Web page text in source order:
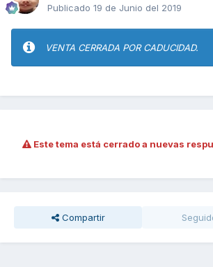
Publicado 19 de Junio del 2019
VENTA CERRADA POR CADUCIDAD.
Este tema está cerrado a nuevas
Compartir